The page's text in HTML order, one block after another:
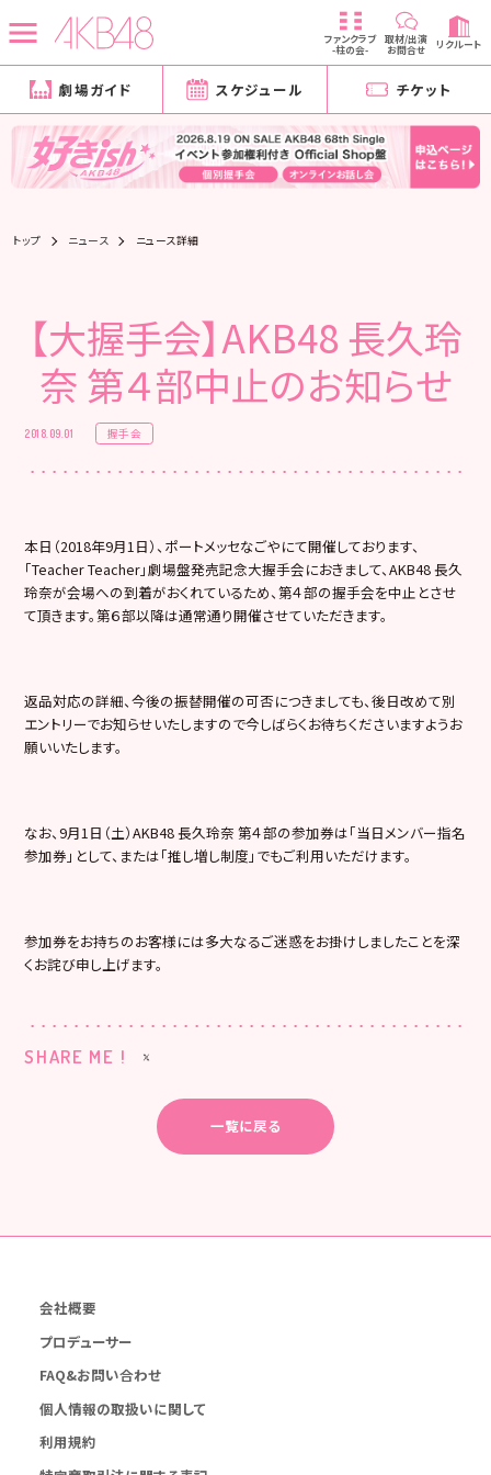
ファンクラブ
-柱の会-
取材/出演
お問合せ リクルート
劇場ガイド スケジュール チケット
トップ ニュース ニュース詳細
【大握手会】AKB48 長久玲
奈 第４部中止のお知らせ
2018.09.01 握手会
本日（2018年9月1日）、ポートメッセなごやにて開催しております、
「Teacher Teacher」劇場盤発売記念大握手会におきまして、AKB48 長久
玲奈が会場への到着がおくれているため、第４部の握手会を中止とさせ
て頂きます。第６部以降は通常通り開催させていただきます。
返品対応の詳細、今後の振替開催の可否につきましても、後日改めて別
エントリーでお知らせいたしますので今しばらくお待ちくださいますようお
願いいたします。
なお、9月1日（土）AKB48 長久玲奈 第４部の参加券は「当日メンバー指名
参加券」として、または「推し増し制度」でもご利用いただけます。
参加券をお持ちのお客様には多大なるご迷惑をお掛けしましたことを深
くお詫び申し上げます。
SHARE ME !
一覧に戻る
会社概要
プロデューサー
FAQ&お問い合わせ
個人情報の取扱いに関して
利用規約